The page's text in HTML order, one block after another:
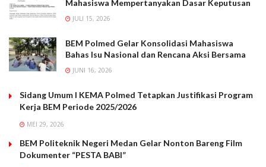
Mahasiswa Mempertanyakan Dasar Keputusan
JULI 15, 2026
BEM Polmed Gelar Konsolidasi Mahasiswa
Bahas Isu Nasional dan Rencana Aksi Bersama
JUNI 16, 2026
Sidang Umum I KEMA Polmed Tetapkan Justifikasi Program
Kerja BEM Periode 2025/2026
MEI 29, 2026
BEM Politeknik Negeri Medan Gelar Nonton Bareng Film
Dokumenter “PESTA BABI”